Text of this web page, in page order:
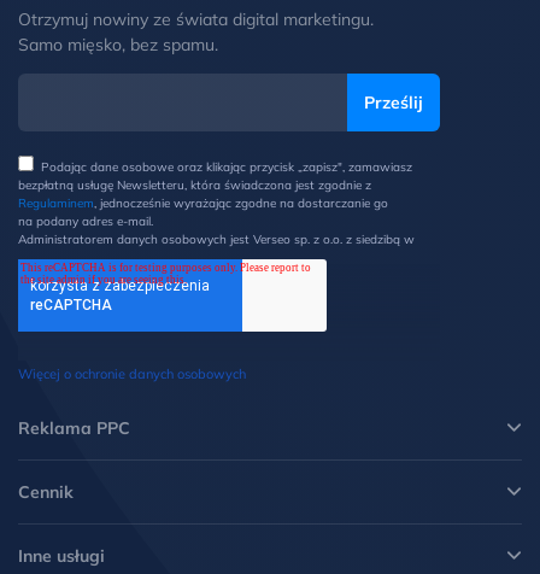
Otrzymuj nowiny ze świata digital marketingu.
Samo mięsko, bez spamu.
Podając dane osobowe oraz klikając przycisk „zapisz", zamawiasz
bezpłatną usługę Newsletteru, która świadczona jest zgodnie z
Regulaminem, jednocześnie wyrażając zgodne na dostarczanie go
na podany adres e-mail.
Administratorem danych osobowych jest Verseo sp. z o.o. z siedzibą w
Poznaniu przy ul. Węglowej 1/3 (60-122 Poznań). Z Administratorem
można kontaktować się pisemnie na ww. adres lub elektronicznie na
adres e-mail: ochronadanych@verseo.pl. Państwa dane osobowe są
przetwarzane w celu wysyłki newsletteru, zgodnie z Regulaminem, w
związku z czym mają Państwo prawo do: dostępu do swoich danych
zgody, możliwość żądania ich usunięcia i ograniczenia lub wniesienia
sprzeciwu wobec przetwarzania danych oraz wniesienia skargi do
Więcej o ochronie danych osobowych
Reklama PPC
Cennik
Inne usługi